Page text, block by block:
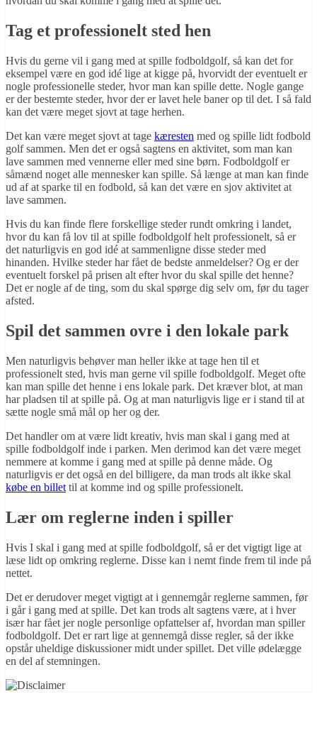
Tag et professionelt sted hen
Hvis du gerne vil i gang med at spille fodboldgolf, så kan det for
eksempel være en god idé lige at kigge på, hvorvidt der eventuelt er
nogle professionelle steder, hvor man kan spille dette. Nogle gange
er der bestemte steder, hvor der er lavet hele baner op til det. I så fald
kan det være meget sjovt at tage herhen.
Det kan være meget sjovt at tage kæresten med og spille lidt fodbold
golf sammen. Men det er også sagtens en aktivitet, som man kan
lave sammen med vennerne eller med sine børn. Fodboldgolf er
såmænd noget alle mennesker kan spille. Så længe at man kan finde
ud af at sparke til en fodbold, så kan det være en sjov aktivitet at
lave sammen.
Hvis du kan finde flere forskellige steder rundt omkring i landet,
hvor du kan få lov til at spille fodboldgolf helt professionelt, så er
det naturligvis en god idé at sammenligne disse steder med
hinanden. Hvilke steder har fået de bedste anmeldelser? Og er der
eventuelt forskel på prisen alt efter hvor du skal spille det henne?
Det er nogle af de ting, som du skal spørge dig selv om, før du tager
afsted.
Spil det sammen ovre i den lokale park
Men naturligvis behøver man heller ikke at tage hen til et
professionelt sted, hvis man gerne vil spille fodboldgolf. Meget ofte
kan man spille det henne i ens lokale park. Det kræver blot, at man
har pladsen til at spille på. Og at man naturligvis lige er i stand til at
sætte nogle små mål op her og der.
Det handler om at være lidt kreativ, hvis man skal i gang med at
spille fodboldgolf inde i parken. Men derimod kan det være meget
nemmere at komme i gang med at spille på denne måde. Og
naturligvis er det også en del billigere, da man trods alt ikke skal
købe en billet til at komme ind og spille professionelt.
Lær om reglerne inden i spiller
Hvis I skal i gang med at spille fodboldgolf, så er det vigtigt lige at
læse lidt op omkring reglerne. Disse kan i nemt finde frem til inde på
nettet.
Det er derudover meget vigtigt at i gennemgår reglerne sammen, før
i går i gang med at spille. Det kan trods alt sagtens være, at i hver
især har fået jer nogle personlige opfattelser af, hvordan man spiller
fodboldgolf. Det er rart lige at gennemgå disse regler, så der ikke
opstår uheldige diskussioner midt under spillet. Det ville ødelægge
en del af stemningen.